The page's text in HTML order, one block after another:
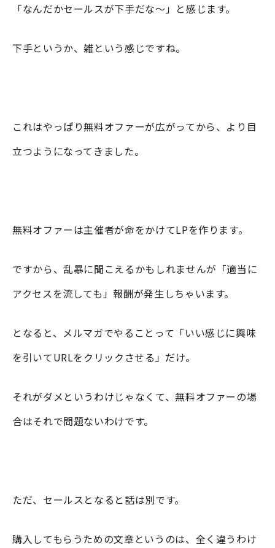
「なんだかセールスが下手だな〜」と感じます。
下手というか、雑という感じですね。
これはやっぱり無料オファーが広がってから、より目
立つようになってきました。
無料オファーは主催者が命をかけてLPを作ります。
ですから、乱暴に聞こえるかもしれませんが「適当に
アクセスを流しても」報酬が発生しちゃいます。
となると、メルマガでやることって「いい感じに興味
を引いてURLをクリックさせる」だけ。
それがダメというわけじゃなくて、無料オファーの場
合はそれで問題ないわけです。
ただ、セールスとなると話は別です。
購入してもらうための文章というのは、全く違うわけ